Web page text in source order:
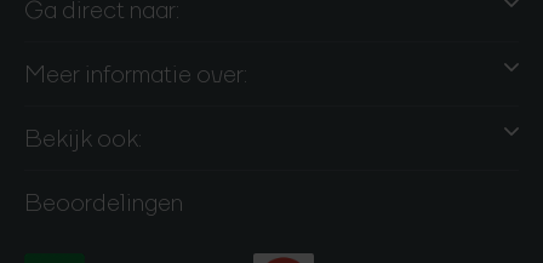
Ga direct naar:
Meer informatie over:
Bekijk ook:
Beoordelingen